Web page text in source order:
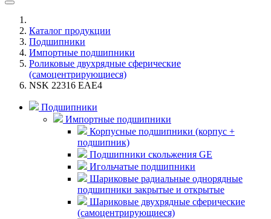
Каталог продукции
Подшипники
Импортные подшипники
Роликовые двухрядные сферические
(самоцентрирующиеся)
NSK 22316 EAE4
Подшипники
Импортные подшипники
Корпусные подшипники (корпус +
подшипник)
Подшипники скольжения GE
Игольчатые подшипники
Шариковые радиальные однорядные
подшипники закрытые и открытые
Шариковые двухрядные сферические
(самоцентрирующиеся)